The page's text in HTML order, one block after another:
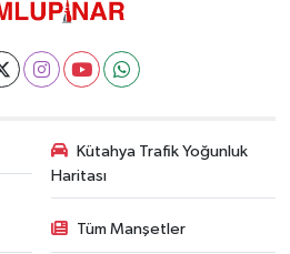
Kütahya Trafik Yoğunluk
Haritası
Tüm Manşetler